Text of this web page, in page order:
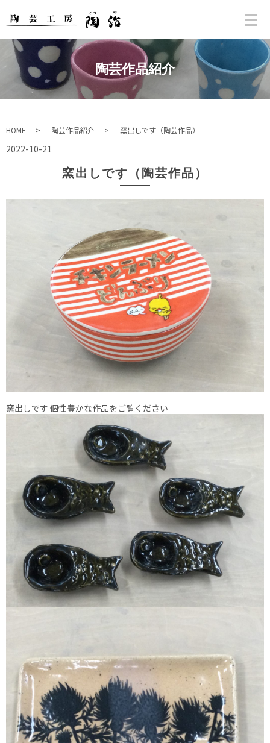
陶芸作品紹介
HOME 陶芸作品紹介 窯出しです（陶芸作品）
2022-10-21
窯出しです（陶芸作品）
窯出しです 個性豊かな作品をご覧ください